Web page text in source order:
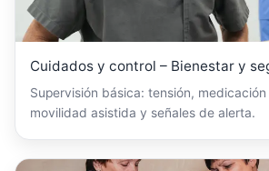
Cuidados y control – Bienestar y
Supervisión básica: tensión,
movilidad asistida y señales de alerta.